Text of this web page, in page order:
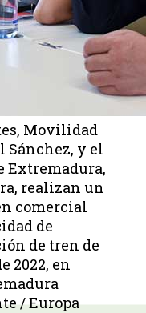
Movilidad
Sánchez, y el
Extremadura,
realizan un
comercial
de
de tren de
2022, en
/ Europa